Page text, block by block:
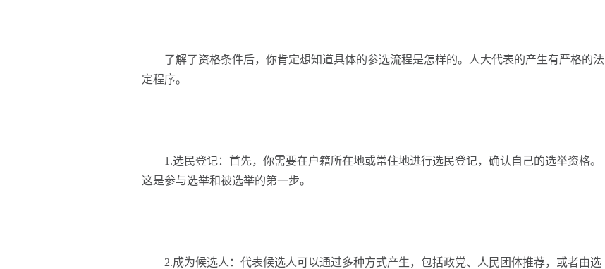
了解了资格条件后，你肯定想知道具体的参选流程是怎样的。人大代表的产生有严格的法
定程序。
1.选民登记：首先，你需要在户籍所在地或常住地进行选民登记，确认自己的选举资格。
这是参与选举和被选举的第一步。
2.成为候选人：代表候选人可以通过多种方式产生，包括政党、人民团体推荐，或者由选